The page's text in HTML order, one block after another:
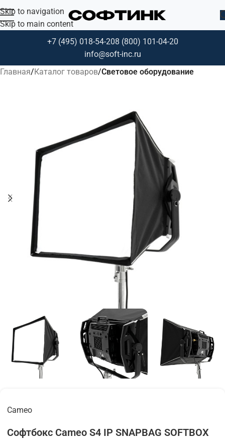
Skip to navigation
Skip to main content
+7 (495) 018-54-208 (800) 101-04-20
info@soft-inc.ru
Главная Каталог товаров Световое оборудование
Cameo
Софтбокс Cameo S4 IP SNAPBAG SOFTBOX